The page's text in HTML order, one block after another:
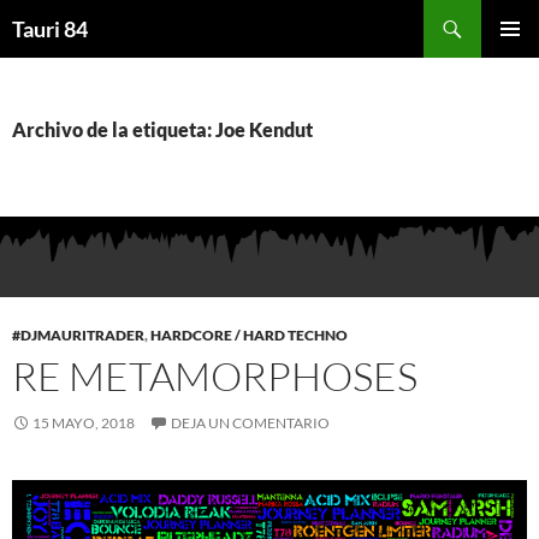
Tauri 84
Archivo de la etiqueta: Joe Kendut
#DJMAURITRADER,HARDCORE / HARD TECHNO
RE METAMORPHOSES
15 MAYO, 2018 DEJA UN COMENTARIO